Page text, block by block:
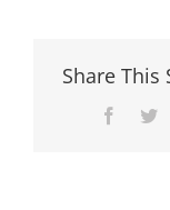
Share This